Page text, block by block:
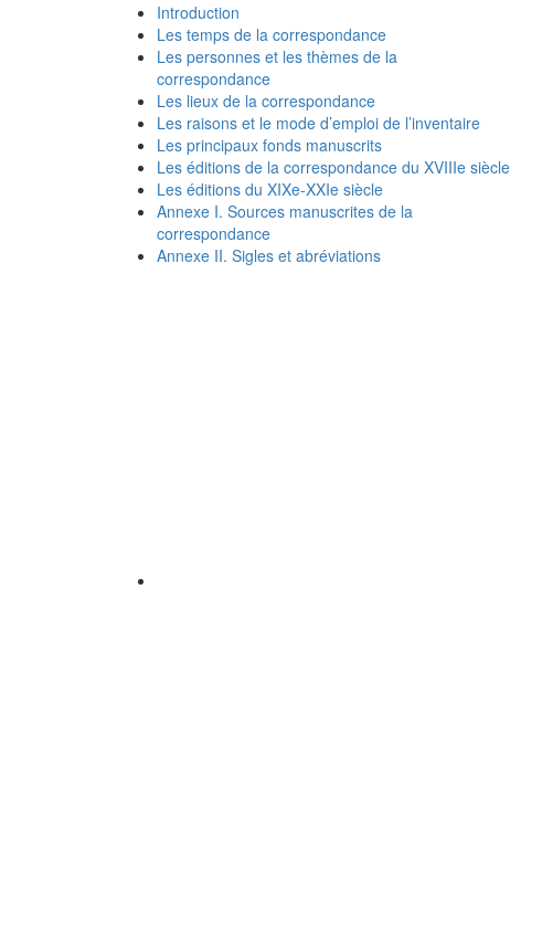
Introduction
Les temps de la correspondance
Les personnes et les thèmes de la
correspondance
Les lieux de la correspondance
Les raisons et le mode d’emploi de l’inventaire
Les principaux fonds manuscrits
Les éditions de la correspondance du XVIIIe siècle
Les éditions du XIXe-XXIe siècle
Annexe I. Sources manuscrites de la
correspondance
Annexe II. Sigles et abréviations